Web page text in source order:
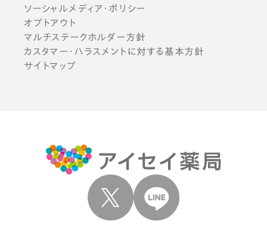
ソーシャルメディア・ポリシー
オプトアウト
マルチステークホルダー方針
カスタマー・ハラスメントに対する基本方針
サイトマップ